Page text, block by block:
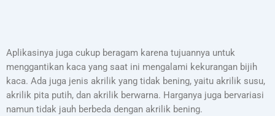
Aplikasinya juga cukup beragam karena tujuannya untuk
menggantikan kaca yang saat ini mengalami kekurangan bijih
kaca. Ada juga jenis akrilik yang tidak bening, yaitu akrilik susu,
akrilik pita putih, dan akrilik berwarna. Harganya juga bervariasi
namun tidak jauh berbeda dengan akrilik bening.